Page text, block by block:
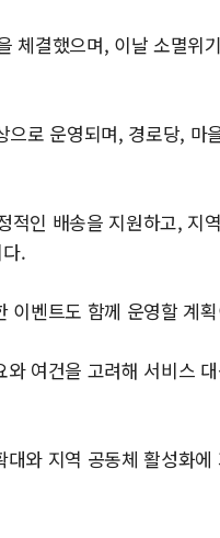
체결했으며, 이날 소멸위
로 운영되며, 경로당, 마
적인 배송을 지원하고, 지
.
이벤트도 함께 운영할 계
여건을 고려해 서비스
와 지역 공동체 활성화에